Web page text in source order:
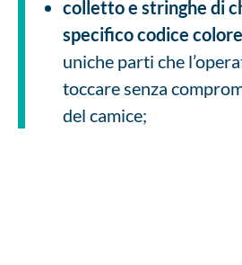
colletto e stringhe di
specifico codice colore
uniche parti che
toccare senza
del camice;